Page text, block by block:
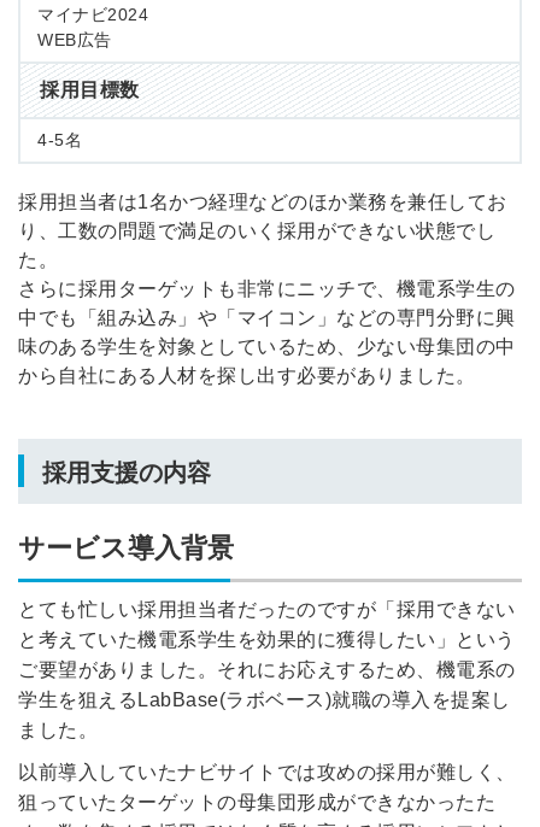
マイナビ2024
WEB広告
採用目標数
4-5名
採用担当者は1名かつ経理などのほか業務を兼任してお
り、工数の問題で満足のいく採用ができない状態でし
た。
さらに採用ターゲットも非常にニッチで、機電系学生の
中でも「組み込み」や「マイコン」などの専門分野に興
味のある学生を対象としているため、少ない母集団の中
から自社にある人材を探し出す必要がありました。
採用支援の内容
サービス導入背景
とても忙しい採用担当者だったのですが「 採用できない
と考えていた機電系学生を効果的に獲得したい」という
ご要望がありました。 それにお応えするため、機電系の
学生を狙えるLabBase(ラボベース)就職の導入を提案し
ました。
以前導入していたナビサイトでは攻めの採用が難しく、
狙っていたターゲットの母集団形成ができなかったた